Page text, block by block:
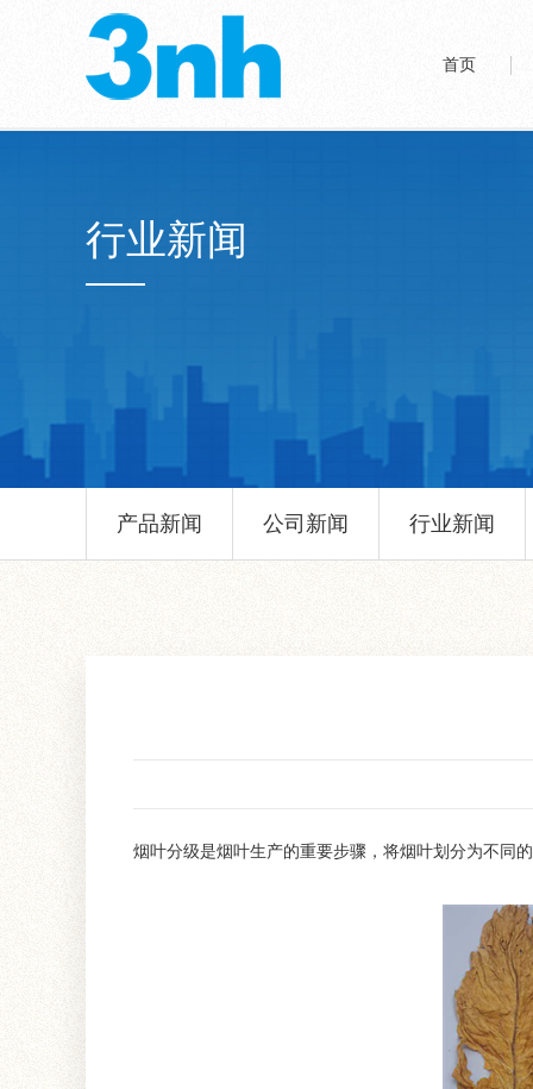
首页
行业新闻
产品新闻 公司新闻 行业新闻
烟叶分级是烟叶生产的重要步骤，将烟叶划分为不同